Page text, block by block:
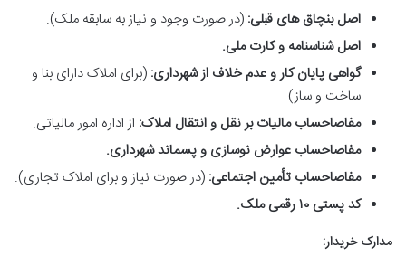
اصل بنچاق های قبلی: (در صورت وجود و نیاز به سابقه ملک).
اصل شناسنامه و کارت ملی.
گواهی پایان کار و عدم خلاف از شهرداری: (برای املاک دارای بنا و
ساخت و ساز).
مفاصاحساب مالیات بر نقل و انتقال املاک: از اداره امور مالیاتی.
مفاصاحساب عوارض نوسازی و پسماند شهرداری.
مفاصاحساب تأمین اجتماعی: (در صورت نیاز و برای املاک تجاری).
کد پستی ۱۰ رقمی ملک.
مدارک خریدار: